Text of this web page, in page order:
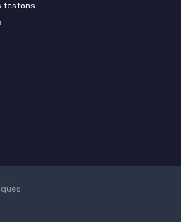
testons